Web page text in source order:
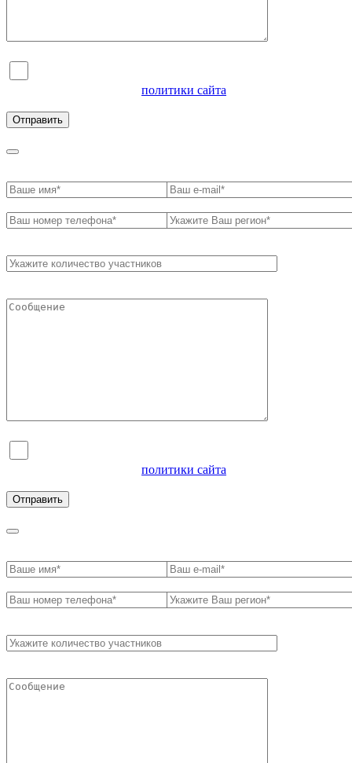
политики сайта
политики сайта